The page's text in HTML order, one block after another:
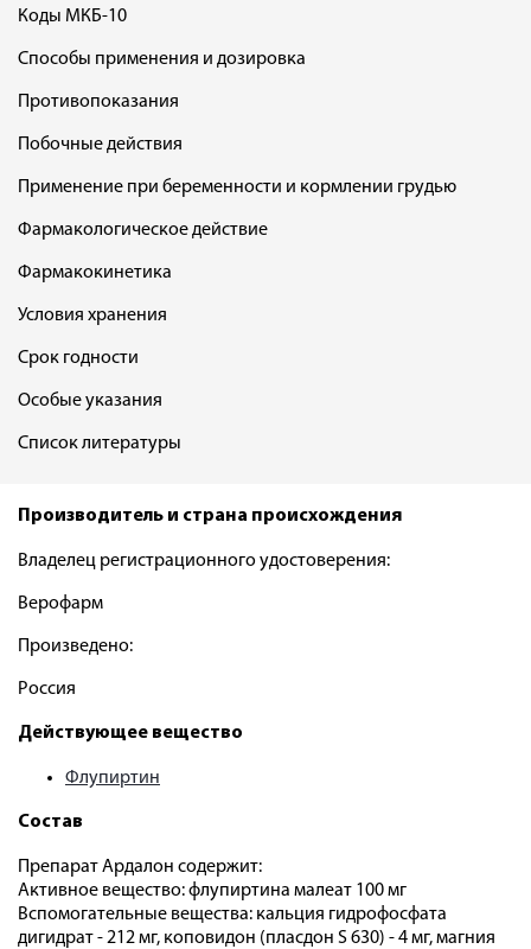
Коды МКБ-10
Способы применения и дозировка
Противопоказания
Побочные действия
Применение при беременности и кормлении грудью
Фармакологическое действие
Фармакокинетика
Условия хранения
Срок годности
Особые указания
Список литературы
Производитель и страна происхождения
Владелец регистрационного удостоверения:
Верофарм
Произведено:
Россия
Действующее вещество
Флупиртин
Состав
Препарат Ардалон содержит:
Активное вещество: флупиртина малеат 100 мг
Вспомогательные вещества: кальция гидрофосфата
дигидрат - 212 мг, коповидон (пласдон S 630) - 4 мг, магния